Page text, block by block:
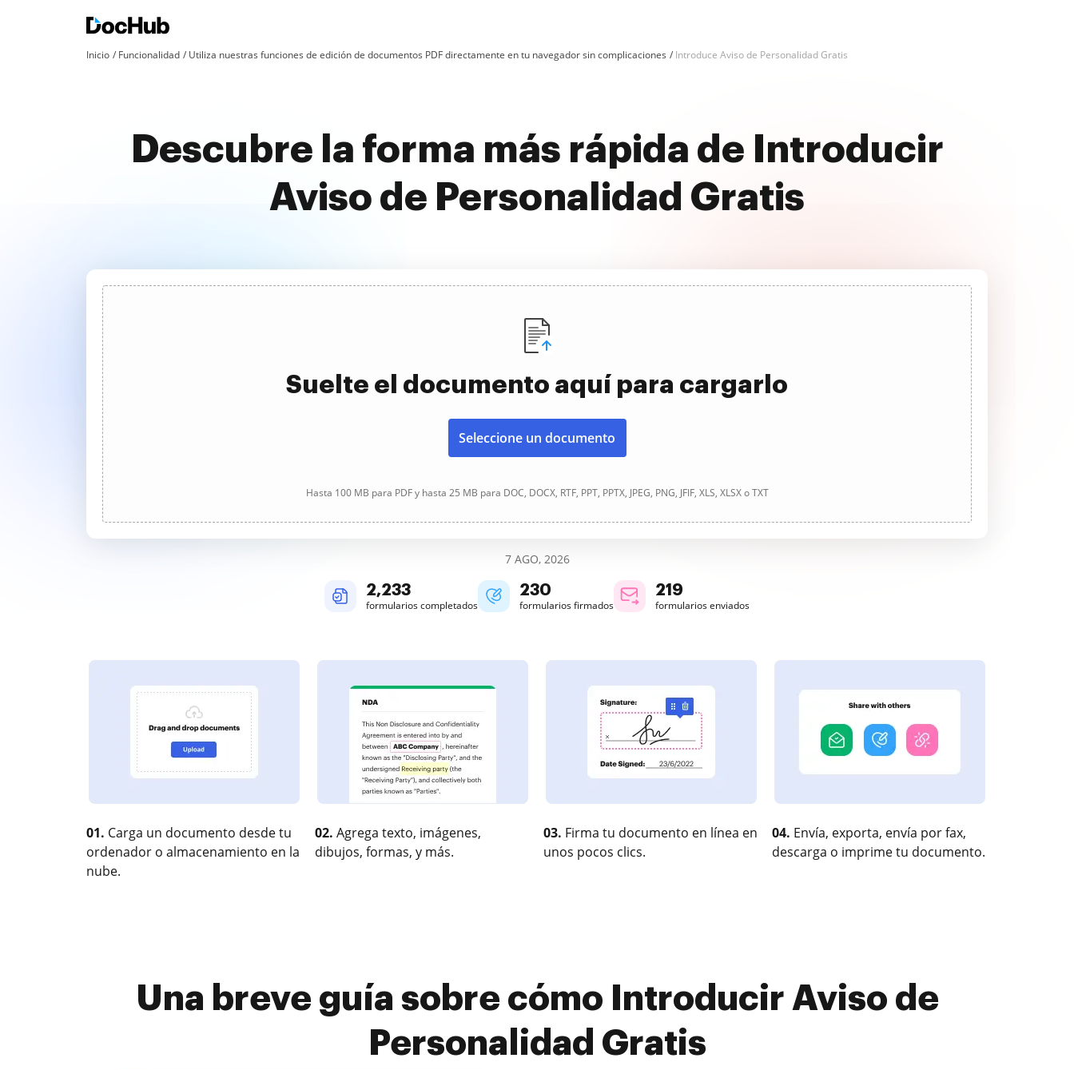
Inicio Funcionalidad Utiliza nuestras funciones de edición de documentos PDF directamente en tu navegador sin complicaciones Introduce Aviso de Personalidad Gratis
Descubre la forma más rápida de Introducir
Aviso de Personalidad Gratis
Suelte el documento aquí para cargarlo
Seleccione un documento
Hasta 100 MB para PDF y hasta 25 MB para DOC, DOCX, RTF, PPT, PPTX, JPEG, PNG, JFIF, XLS, XLSX o TXT
7 AGO, 2026
2,233
formularios completados
230
formularios firmados
219
formularios enviados
01. Carga un documento desde tu
ordenador o almacenamiento en la
nube.
02. Agrega texto, imágenes,
dibujos, formas, y más.
03. Firma tu documento en línea en
unos pocos clics.
04. Envía, exporta, envía por fax,
descarga o imprime tu documento.
Una breve guía sobre cómo Introducir Aviso de
Personalidad Gratis